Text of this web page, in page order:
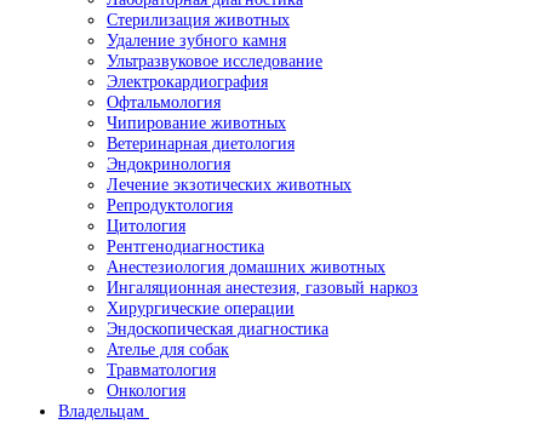
Стерилизация животных
Удаление зубного камня
Ультразвуковое исследование
Электрокардиография
Офтальмология
Чипирование животных
Ветеринарная диетология
Эндокринология
Лечение экзотических животных
Репродуктология
Цитология
Рентгенодиагностика
Анестезиология домашних животных
Ингаляционная анестезия, газовый наркоз
Хирургические операции
Эндоскопическая диагностика
Ателье для собак
Травматология
Онкология
Владельцам